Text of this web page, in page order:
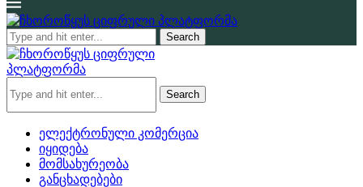
Search
Search
ელექტრონული კომერცია
იყიდება
მომსახურეობა
განცხადებები